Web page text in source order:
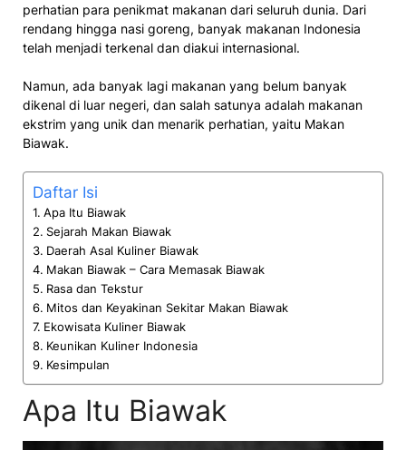
perhatian para penikmat makanan dari seluruh dunia. Dari
rendang hingga nasi goreng, banyak makanan Indonesia
telah menjadi terkenal dan diakui internasional.
Namun, ada banyak lagi makanan yang belum banyak
dikenal di luar negeri, dan salah satunya adalah makanan
ekstrim yang unik dan menarik perhatian, yaitu Makan
Biawak.
Daftar Isi
Apa Itu Biawak
Sejarah Makan Biawak
Daerah Asal Kuliner Biawak
Makan Biawak – Cara Memasak Biawak
Rasa dan Tekstur
Mitos dan Keyakinan Sekitar Makan Biawak
Ekowisata Kuliner Biawak
Keunikan Kuliner Indonesia
Kesimpulan
Apa Itu Biawak